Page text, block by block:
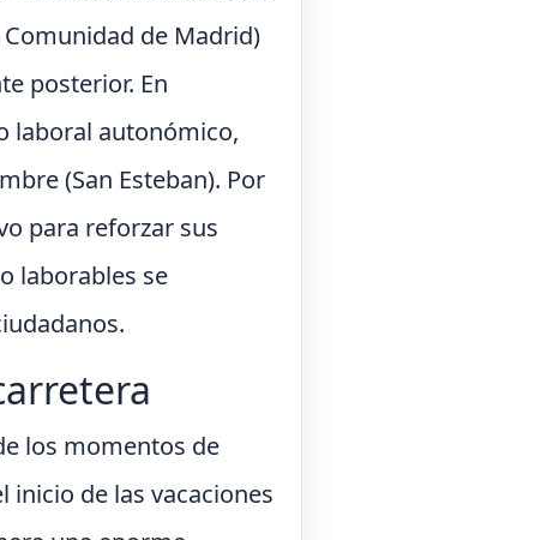
de Madrid)
posterior. En
laboral autonómico,
(San Esteban). Por
para reforzar sus
laborables se
los momentos de
de las vacaciones